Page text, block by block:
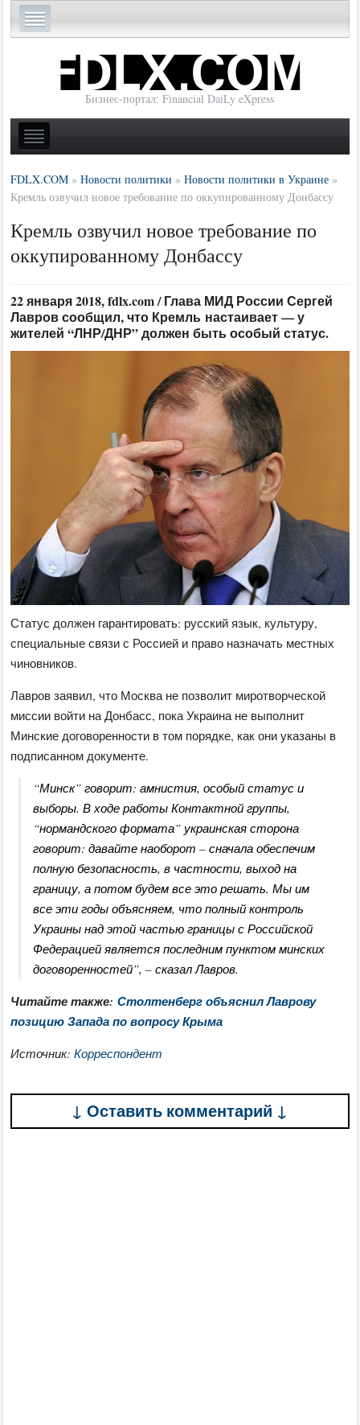
Бизнес-портал: Financial DaiLy eXpress
FDLX.COM »Новости политики »Новости политики в Украине »
Кремль озвучил новое требование по оккупированному Донбассу
Кремль озвучил новое требование по
оккупированному Донбассу
22 января 2018, fdlx.com / Глава МИД России Сергей
Лавров сообщил, что Кремль настаивает — у
жителей “ЛНР/ДНР” должен быть особый статус.
Статус должен гарантировать: русский язык, культуру,
специальные связи с Россией и право назначать местных
чиновников.
Лавров заявил, что Москва не позволит миротворческой
миссии войти на Донбасс, пока Украина не выполнит
Минские договоренности в том порядке, как они указаны в
подписанном документе.
“Минск” говорит: амнистия, особый статус и
выборы. В ходе работы Контактной группы,
“нормандского формата” украинская сторона
говорит: давайте наоборот – сначала обеспечим
полную безопасность, в частности, выход на
границу, а потом будем все это решать. Мы им
все эти годы объясняем, что полный контроль
Украины над этой частью границы с Российской
Федерацией является последним пунктом минских
договоренностей”, – сказал Лавров.
Читайте также:Столтенберг объяснил Лаврову
позицию Запада по вопросу Крыма
Источник:Корреспондент
↓ Оставить комментарий ↓